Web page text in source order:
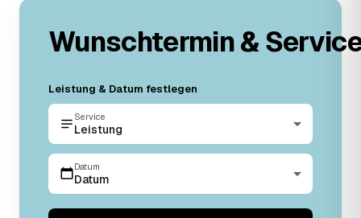
Wunschtermin &
Leistung & Datum festlegen
Service
Leistung
Datum
Datum